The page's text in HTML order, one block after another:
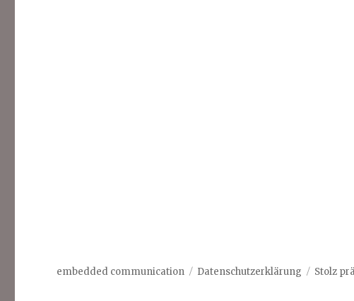
embedded communication Datenschutzerklärung Stolz